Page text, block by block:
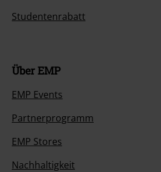
Studentenrabatt
Über EMP
EMP Events
Partnerprogramm
EMP Stores
Nachhaltigkeit